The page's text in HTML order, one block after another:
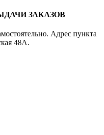
ЗАКАЗОВ
Адрес пункта
48А.